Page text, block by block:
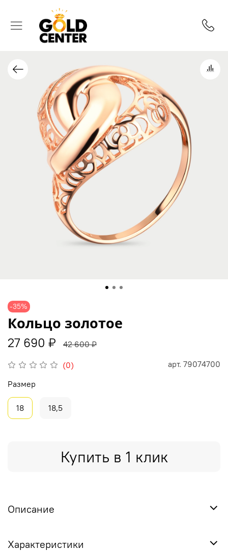
-35%
(0) арт. 79074700
Кольцо золотое
27 690 ₽ 42 600 ₽
Купить в 1 клик
Размер
18 18,5
Описание
Характеристики